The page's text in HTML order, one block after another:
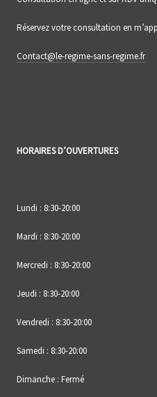
Réservez votre consultation en
Contact@le-regime-sans-regime.fr
HORAIRES D’OUVERTURES
Lundi : 8:30-20:00
Mardi : 8:30-20:00
Mercredi : 8:30-20:00
Jeudi : 8:30-20:00
Vendredi : 8:30-20:00
Samedi : 8:30-20:00
Dimanche : Fermé